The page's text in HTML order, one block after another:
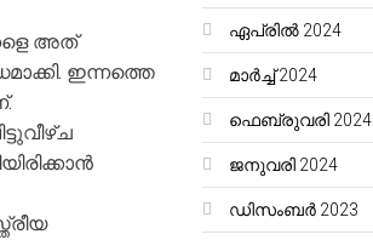
അത്
ഇന്നത്തെ
ഏപ്രിൽ 2024
മാർച്ച്‌ 2024
ഫെബ്രുവരി 2024
ജനുവരി 2024
ഡിസംബർ 2023